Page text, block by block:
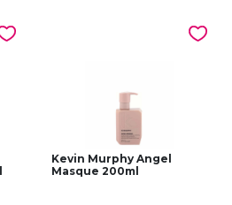
Kevin Murphy Angel
Masque 200ml